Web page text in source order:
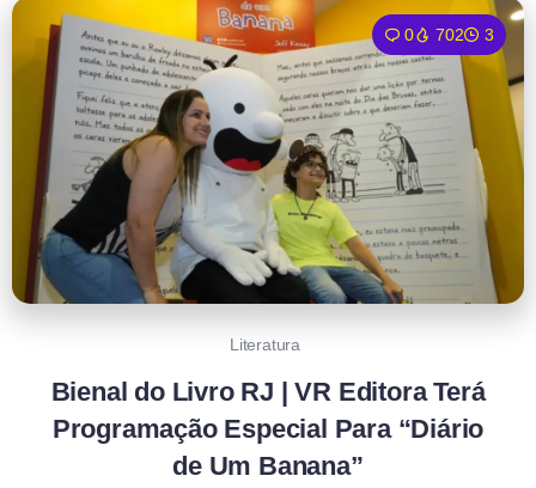
0 702 3
Literatura
Bienal do Livro RJ | VR Editora Terá
Programação Especial Para “Diário
de Um Banana”